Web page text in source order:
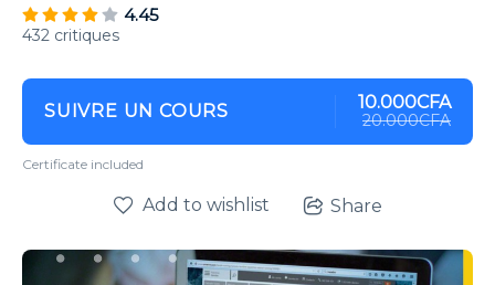
4.45
432 critiques
SUIVRE UN COURS 10.000CFA
20.000CFA
Certificate included
Add to wishlist Share